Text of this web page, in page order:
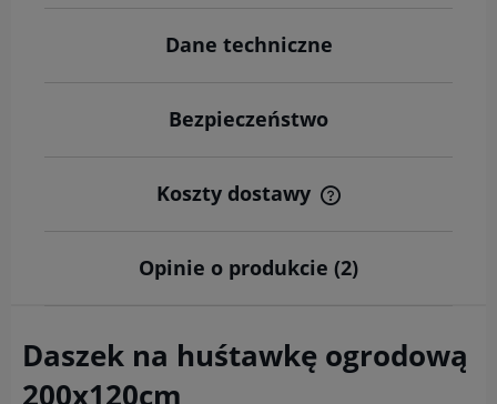
Dane techniczne
Bezpieczeństwo
Koszty dostawy
Cena nie zawiera ewentualnych kosztów płatności
Opinie o produkcie (2)
Daszek na huśtawkę ogrodową
200x120cm